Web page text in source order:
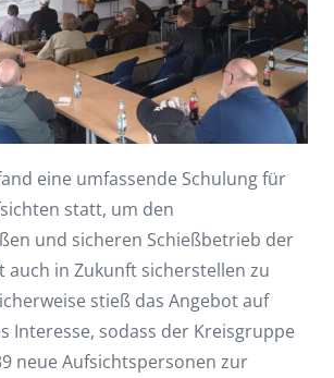
eine umfassende Schulung für
statt, um den
und sicheren Schießbetrieb der
auch in Zukunft sicherstellen zu
stieß das Angebot auf
Interesse, sodass der Kreisgruppe
neue Aufsichtspersonen zur